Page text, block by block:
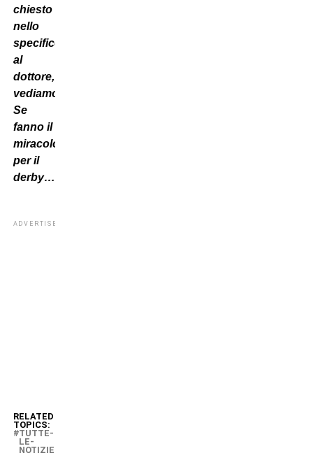
chiesto
nello
specifico
al
dottore,
vediamo.
Se
fanno il
miracolo
per il
derby…”
ADVERTISEMENT
RELATED
TOPICS:
TUTTE-
LE-
NOTIZIE